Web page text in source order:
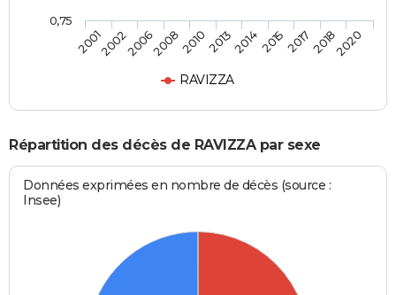
RAVIZZA
20012002200620082010201320142015201720182020
0,75
Répartition des décès de RAVIZZA par sexe
Données exprimées en nombre de décès (source :
Insee)